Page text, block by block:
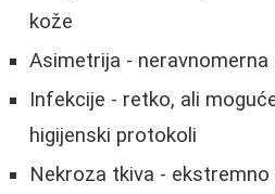
kože
Asimetrija -
Infekcije - retko, ali
higijenski protokoli
Nekroza tkiva -